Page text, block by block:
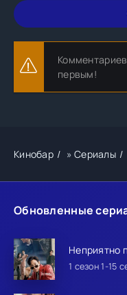
Обновленные
Неприятно
1 сезон 1-15
первым!
Кинобар »Сериалы